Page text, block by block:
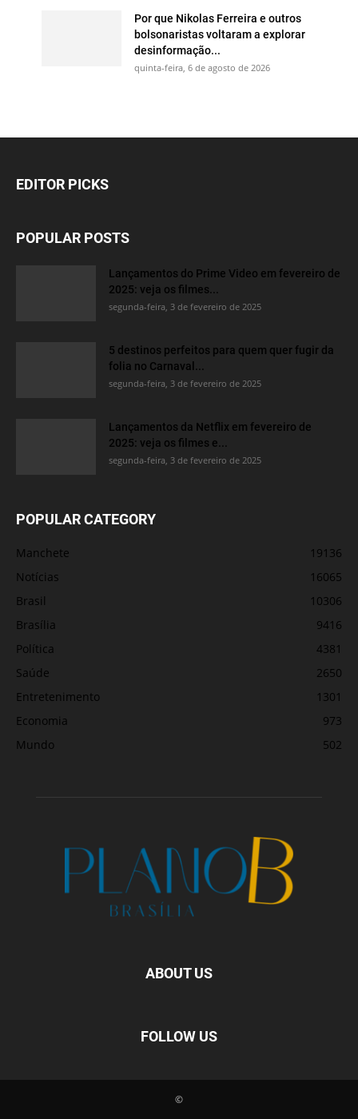
Por que Nikolas Ferreira e outros
bolsonaristas voltaram a explorar
desinformação...
quinta-feira, 6 de agosto de 2026
EDITOR PICKS
POPULAR POSTS
Lançamentos do Prime Video em fevereiro de
2025: veja os filmes...
segunda-feira, 3 de fevereiro de 2025
5 destinos perfeitos para quem quer fugir da
folia no Carnaval...
segunda-feira, 3 de fevereiro de 2025
Lançamentos da Netflix em fevereiro de
2025: veja os filmes e...
segunda-feira, 3 de fevereiro de 2025
POPULAR CATEGORY
Manchete
19136
Notícias
16065
Brasil
10306
Brasília
9416
Política
4381
Saúde
2650
Entretenimento
1301
Economia
973
Mundo
502
ABOUT US
FOLLOW US
©